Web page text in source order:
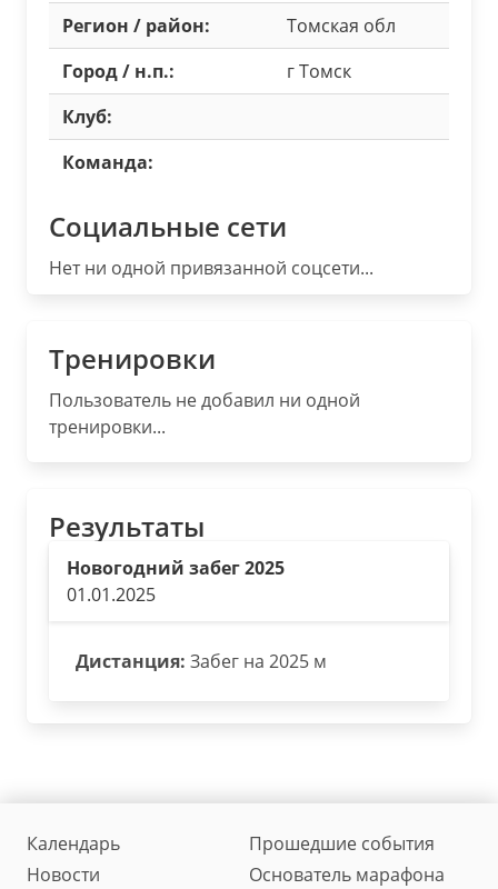
Регион / район:
Томская обл
Город / н.п.:
г Томск
Клуб:
Команда:
Социальные сети
Нет ни одной привязанной соцсети...
Тренировки
Пользователь не добавил ни одной
тренировки...
Результаты
Новогодний забег 2025
01.01.2025
Дистанция: Забег на 2025 м
Календарь
Прошедшие события
Новости
Основатель марафона